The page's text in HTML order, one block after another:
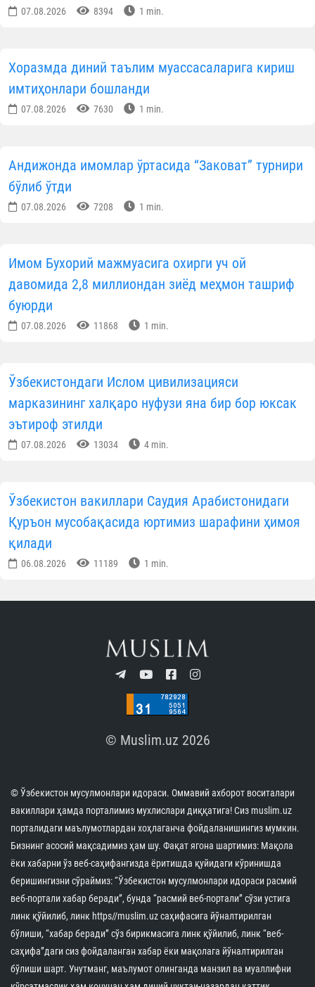
07.08.2026 8394 1 min.
Хоразмда диний таълим муассасаларига кириш
имтиҳонлари бошланди
07.08.2026 7630 1 min.
Андижонда имомлар ўртасида “Заковат” турнири
бўлиб ўтди
07.08.2026 7208 1 min.
Имом Бухорий мажмуасига охирги уч ой
давомида 2,8 миллиондан зиёд меҳмон ташриф
буюрди
07.08.2026 11868 1 min.
Ўзбекистондаги Ислом цивилизацияси
марказининг халқаро нуфузи яна бир бор юксак
эътироф этилди
07.08.2026 13034 4 min.
Ўзбекистон вакиллари Саудия Арабистонидаги
Қуръон мусобақасида юртимиз шарафини ҳимоя
қилади
06.08.2026 11189 1 min.
© Muslim.uz 2026
© Ўзбекистон мусулмонлари идораси. Оммавий ахборот воситалари
вакиллари ҳамда порталимиз мухлислари диққатига! Сиз muslim.uz
порталидаги маълумотлардан хоҳлаганча фойдаланишингиз мумкин.
Бизнинг асосий мақсадимиз ҳам шу. Фақат ягона шартимиз: Мақола
ёки хабарни ўз веб-саҳифангизда ёритишда қуйидаги кўринишда
беришингизни сўраймиз: “Ўзбекистон мусулмонлари идораси расмий
веб-портали хабар беради”, бунда “расмий веб-портали” сўзи устига
линк қўйилиб, линк https//muslim.uz саҳифасига йўналтирилган
бўлиши, “хабар беради” сўз бирикмасига линк қўйилиб, линк “веб-
саҳифа”даги сиз фойдаланган хабар ёки мақолага йўналтирилган
бўлиши шарт. Унутманг, маълумот олинганда манзил ва муаллифни